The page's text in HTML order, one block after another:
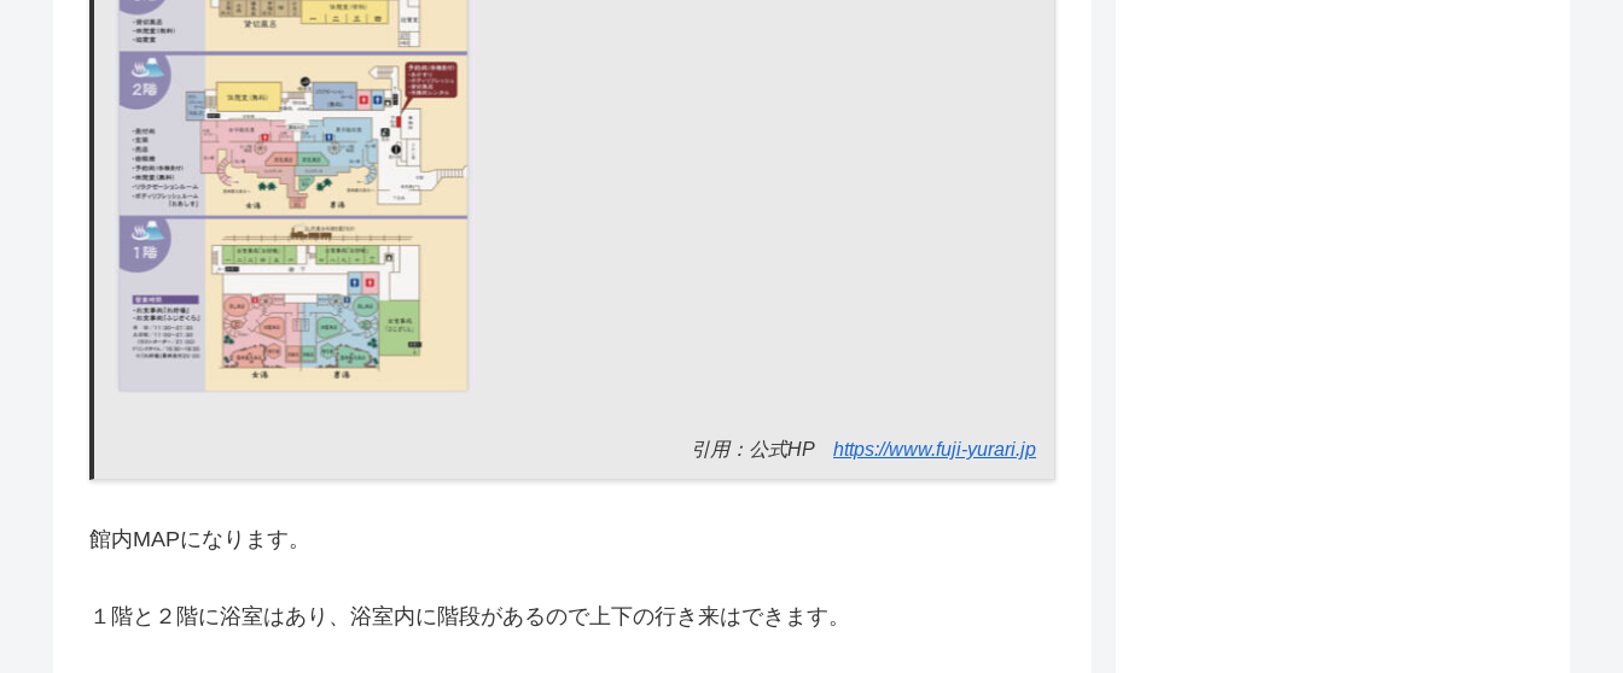
引用：公式HP https://www.fuji-yurari.jp
館内MAPになります。
１階と２階に浴室はあり、浴室内に階段があるので上下の行き来はできます。